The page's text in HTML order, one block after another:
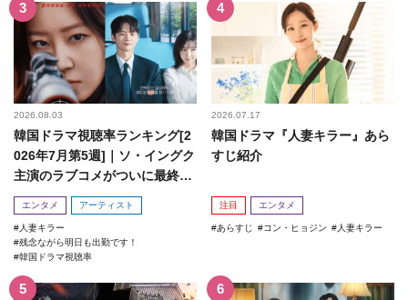
2026.08.03
韓国ドラマ視聴率ランキング[2
026年7月第5週]｜ソ・イングク
主演のラブコメがついに最終
回！
エンタメ アーティスト
人妻キラー
残念ながら明日も出勤です！
韓国ドラマ視聴率
2026.07.17
韓国ドラマ『人妻キラー』あら
すじ紹介
注目 エンタメ
あらすじ コン・ヒョジン 人妻キラー